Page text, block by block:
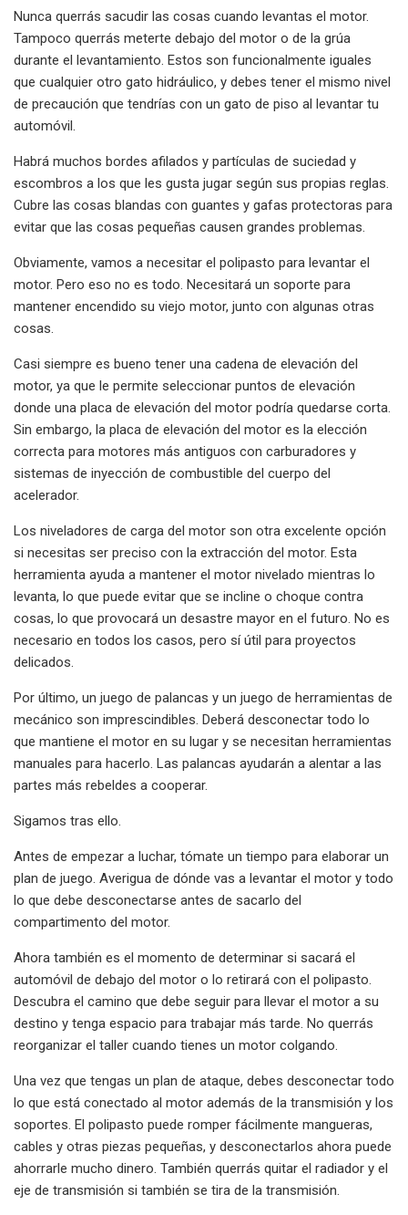
Nunca querrás sacudir las cosas cuando levantas el motor.
Tampoco querrás meterte debajo del motor o de la grúa
durante el levantamiento. Estos son funcionalmente iguales
que cualquier otro gato hidráulico, y debes tener el mismo nivel
de precaución que tendrías con un gato de piso al levantar tu
automóvil.
Habrá muchos bordes afilados y partículas de suciedad y
escombros a los que les gusta jugar según sus propias reglas.
Cubre las cosas blandas con guantes y gafas protectoras para
evitar que las cosas pequeñas causen grandes problemas.
Obviamente, vamos a necesitar el polipasto para levantar el
motor. Pero eso no es todo. Necesitará un soporte para
mantener encendido su viejo motor, junto con algunas otras
cosas.
Casi siempre es bueno tener una cadena de elevación del
motor, ya que le permite seleccionar puntos de elevación
donde una placa de elevación del motor podría quedarse corta.
Sin embargo, la placa de elevación del motor es la elección
correcta para motores más antiguos con carburadores y
sistemas de inyección de combustible del cuerpo del
acelerador.
Los niveladores de carga del motor son otra excelente opción
si necesitas ser preciso con la extracción del motor. Esta
herramienta ayuda a mantener el motor nivelado mientras lo
levanta, lo que puede evitar que se incline o choque contra
cosas, lo que provocará un desastre mayor en el futuro. No es
necesario en todos los casos, pero sí útil para proyectos
delicados.
Por último, un juego de palancas y un juego de herramientas de
mecánico son imprescindibles. Deberá desconectar todo lo
que mantiene el motor en su lugar y se necesitan herramientas
manuales para hacerlo. Las palancas ayudarán a alentar a las
partes más rebeldes a cooperar.
Sigamos tras ello.
Antes de empezar a luchar, tómate un tiempo para elaborar un
plan de juego. Averigua de dónde vas a levantar el motor y todo
lo que debe desconectarse antes de sacarlo del
compartimento del motor.
Ahora también es el momento de determinar si sacará el
automóvil de debajo del motor o lo retirará con el polipasto.
Descubra el camino que debe seguir para llevar el motor a su
destino y tenga espacio para trabajar más tarde. No querrás
reorganizar el taller cuando tienes un motor colgando.
Una vez que tengas un plan de ataque, debes desconectar todo
lo que está conectado al motor además de la transmisión y los
soportes. El polipasto puede romper fácilmente mangueras,
cables y otras piezas pequeñas, y desconectarlos ahora puede
ahorrarle mucho dinero. También querrás quitar el radiador y el
eje de transmisión si también se tira de la transmisión.